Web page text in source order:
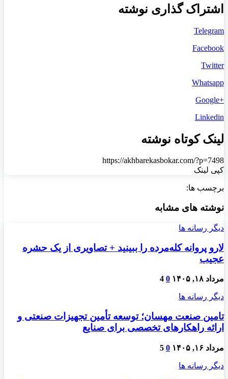
اشتراک گذاری نوشته
Telegram
Facebook
Twitter
Whatsapp
+Google
Linkedin
لینک کوتاه نوشته
https://akhbarekasbokar.com/?p=7498
کپی لینک
برچسب ها:
نوشته های مشابه
دیگر رسانه ها
لارو پروانه کله‌مرده را ببینید + تصاویری از یک حشره
عجیب
مرداد ۱۸, ۱۴۰۵ 0
4
دیگر رسانه ها
تامین صنعت مهسان؛ توسعه تأمین تجهیزات صنعتی و
ارائه راهکارهای تخصصی برای صنایع
مرداد ۱۶, ۱۴۰۵ 0
5
دیگر رسانه ها